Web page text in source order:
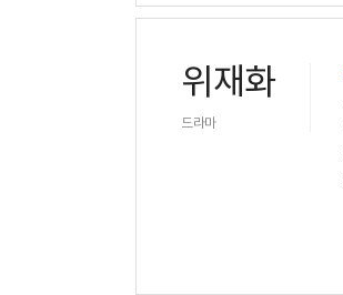
위재화
드라마